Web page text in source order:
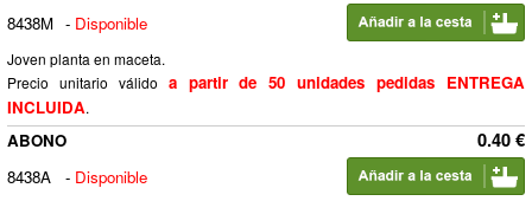
8438M - Disponible
Joven planta en maceta.
Precio unitario válido a partir de 50 unidades pedidas ENTREGA
INCLUIDA.
0.40 €
ABONO
8438A
- Disponible